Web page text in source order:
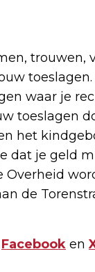
trouwen,
waar je
toeslagen
het
dat je geld
de
Facebook en